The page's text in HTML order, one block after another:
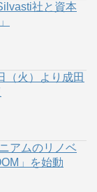
社と資本
（火）より成田
アムのリノベ
」を始動